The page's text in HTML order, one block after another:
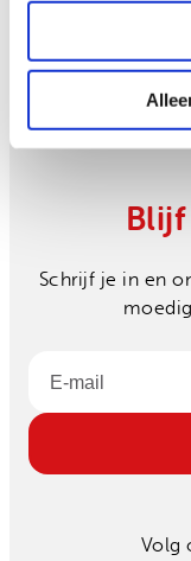
Schrijf je in en
Email
Volg